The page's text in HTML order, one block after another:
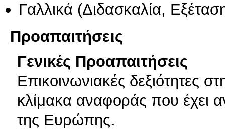
Γαλλικά (Διδασκαλία,
Προαπαιτήσεις
Γενικές Προαπαιτήσεις
Επικοινωνιακές δεξιότητες
κλίμακα αναφοράς που έχει
της Ευρώπης.